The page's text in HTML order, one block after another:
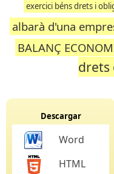
exercici béns drets i
albarà d'una
BALANÇ
drets
Descargar
Word
HTML